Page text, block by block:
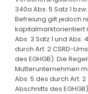
340a Abs. 5 Satz 1
Befreiung gilt jedoch
kapitalmarktorientiert
Abs. 3 Satz 1 und Abs.
durch Art. 2 CSRD-
des EGHGB). Die
Mutterunternehmen
Abs. 5 des durch Art.
Abschnitts des